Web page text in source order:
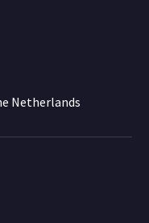
Netherlands